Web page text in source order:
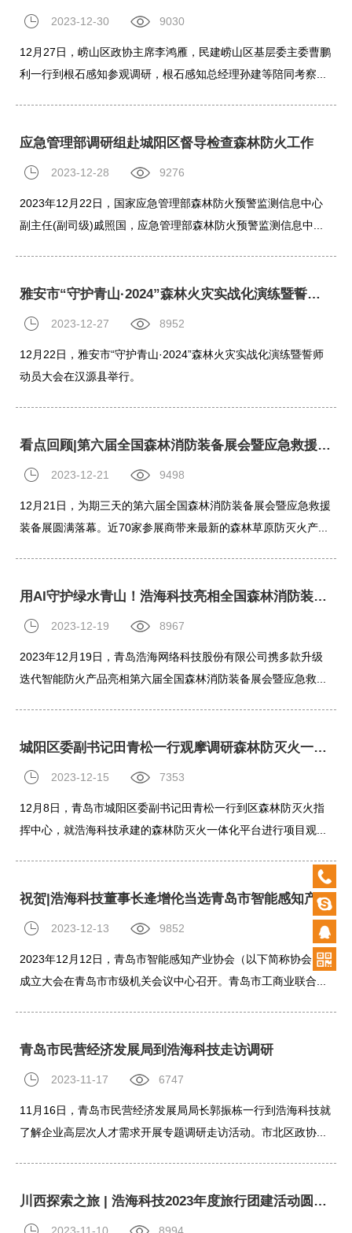
2023-12-30 9030
12月27日，崂山区政协主席李鸿雁，民建崂山区基层委主委曹鹏
利一行到根石感知参观调研，根石感知总经理孙建等陪同考察...
应急管理部调研组赴城阳区督导检查森林防火工作
2023-12-28 9276
2023年12月22日，国家应急管理部森林防火预警监测信息中心
副主任(副司级)戚照国，应急管理部森林防火预警监测信息中...
​雅安市“守护青山·2024”森林火灾实战化演练暨誓师动员大会圆满举办
2023-12-27 8952
12月22日，雅安市“守护青山·2024”森林火灾实战化演练暨誓师
动员大会在汉源县举行。
看点回顾|第六届全国森林消防装备展会暨应急救援装备展圆满落幕
2023-12-21 9498
12月21日，为期三天的第六届全国森林消防装备展会暨应急救援
装备展圆满落幕。近70家参展商带来最新的森林草原防灭火产...
用AI守护绿水青山！浩海科技亮相全国森林消防装备展会暨应急救援装备展
2023-12-19 8967
2023年12月19日，青岛浩海网络科技股份有限公司携多款升级
迭代智能防火产品亮相第六届全国森林消防装备展会暨应急救...
城阳区委副书记田青松一行观摩调研森林防灭火一体化平台
2023-12-15 7353
12月8日，青岛市城阳区委副书记田青松一行到区森林防灭火指
挥中心，就浩海科技承建的森林防灭火一体化平台进行项目观...
祝贺|浩海科技董事长逄增伦当选青岛市智能感知产业协会会长
2023-12-13 9852
2023年12月12日，青岛市智能感知产业协会（以下简称协会）
成立大会在青岛市市级机关会议中心召开。青岛市工商业联合...
青岛市民营经济发展局到浩海科技走访调研
2023-11-17 6747
11月16日，青岛市民营经济发展局局长郭振栋一行到浩海科技就
了解企业高层次人才需求开展专题调研走访活动。市北区政协...
川西探索之旅 | 浩海科技2023年度旅行团建活动圆满完成
0532-